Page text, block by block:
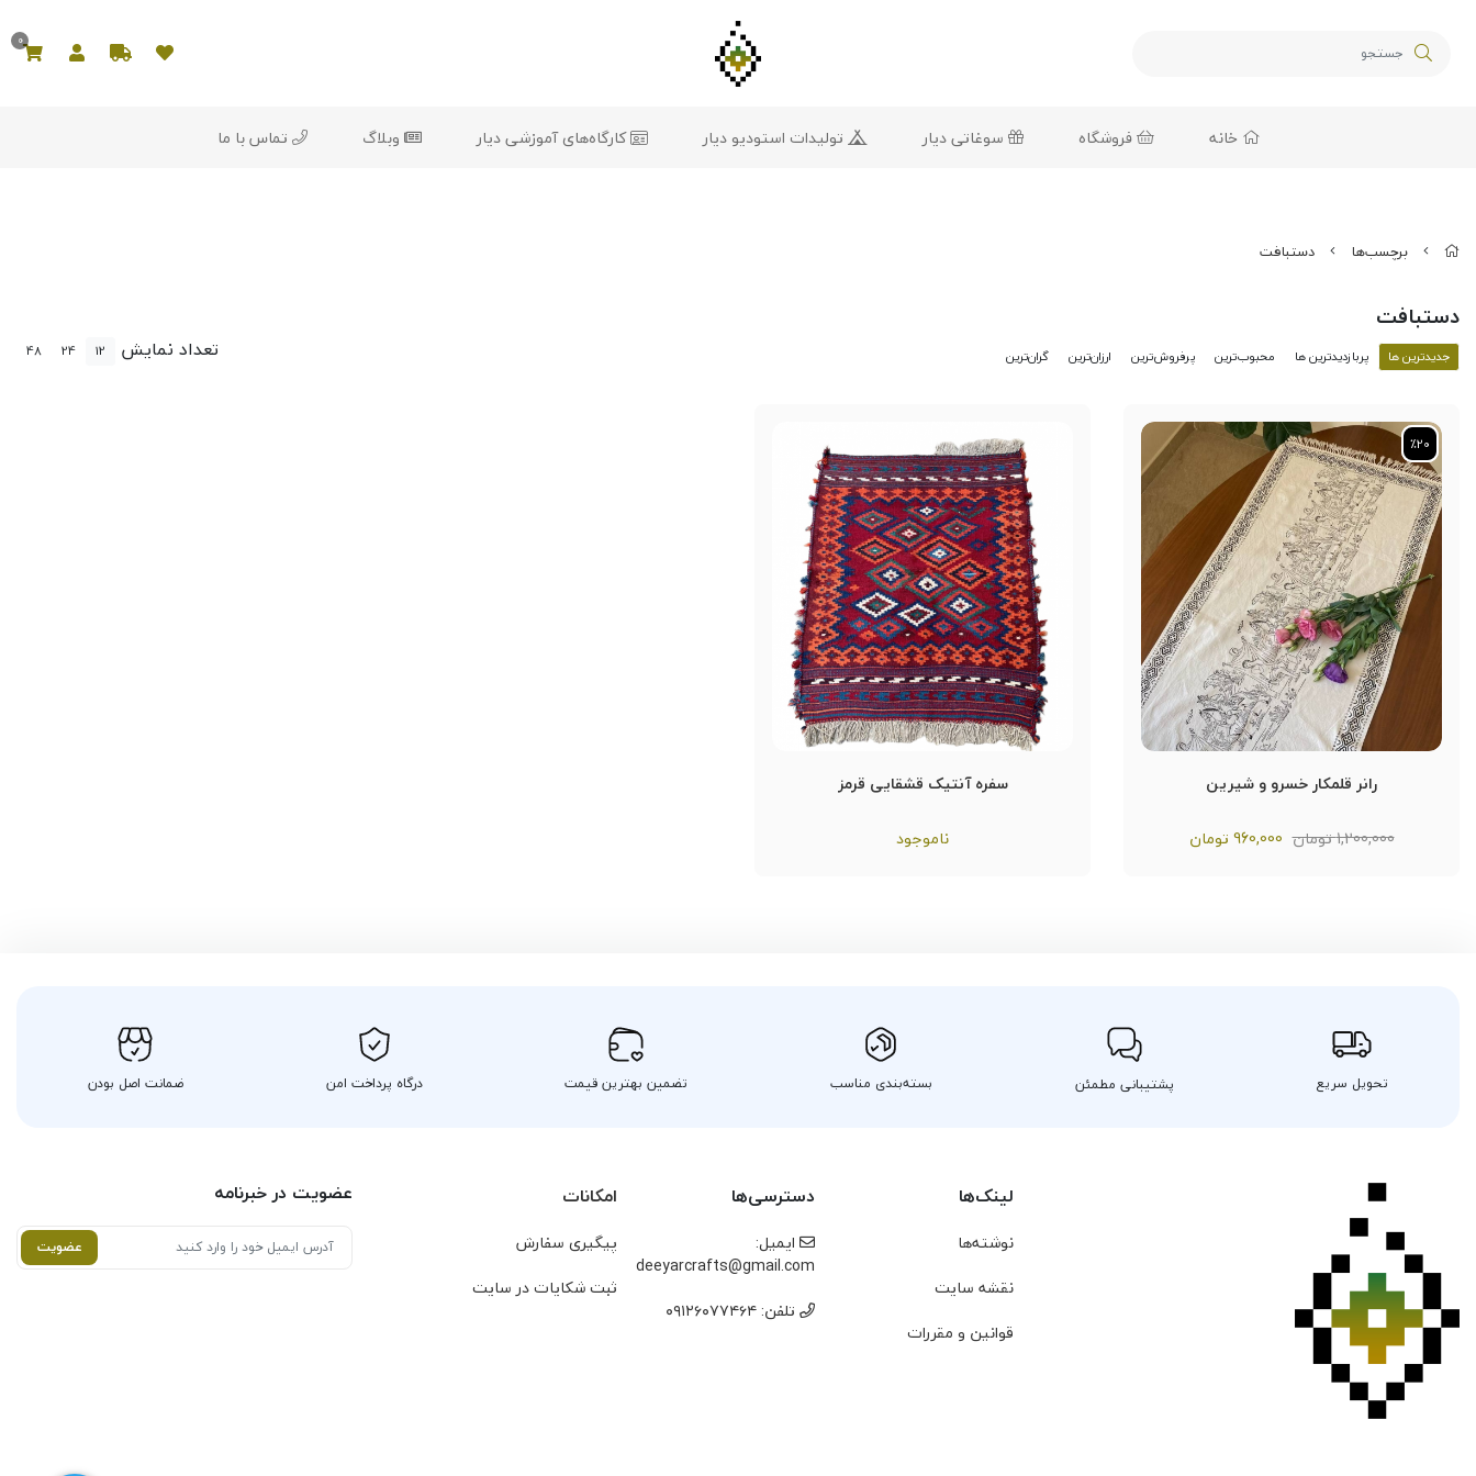
0
خانه فروشگاه سوغاتی دیار تولیدات استودیو دیار کارگاه‌های آموزشی دیار وبلاگ تماس با ما
برچسب‌ها دستبافت
دستبافت
جدیدترین ها پربازدیدترین ها محبوب‌‌ترین پرفروش‌ترین ارزان‌ترین گران‌ترین تعداد نمایش 12
24
48
٪20
رانر قلمکار خسرو و شیرین
1,200,000 تومان
960,000 تومان
٪20
سفره آنتیک قشقایی قرمز
ناموجود
تحویل سریع پشتیبانی مطمئن بسته‌بندی مناسب تضمین بهترین قیمت درگاه پرداخت امن ضمانت اصل بودن
لینک‌ها
نوشته‌ها
نقشه سایت
قوانین و مقررات
دسترسی‌ها
ایمیل:
deeyarcrafts@gmail.com
تلفن: ۰۹۱۲۶۰۷۷۴۶۴
امکانات
پیگیری سفارش
ثبت شکایات در سایت
عضویت در خبرنامه
عضویت